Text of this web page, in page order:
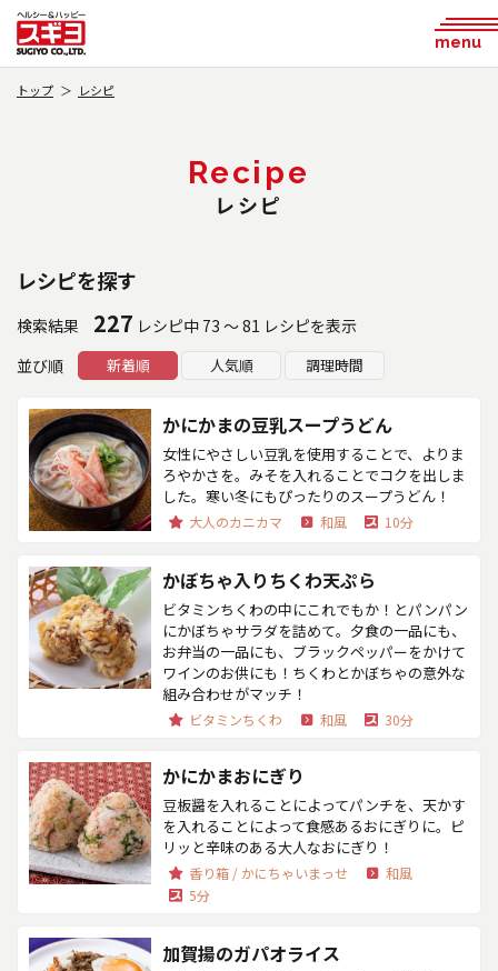
menu
トップ レシピ
Recipe
レシピ
レシピを探す
検索結果 227 レシピ中 73 ～ 81 レシピを表示
並び順
新着順 人気順 調理時間
かにかまの豆乳スープうどん
女性にやさしい豆乳を使用することで、よりま
ろやかさを。みそを入れることでコクを出しま
した。寒い冬にもぴったりのスープうどん！
大人のカニカマ 和風 10分
かぼちゃ入りちくわ天ぷら
ビタミンちくわの中にこれでもか！とパンパン
にかぼちゃサラダを詰めて。夕食の一品にも、
お弁当の一品にも、ブラックペッパーをかけて
ワインのお供にも！ちくわとかぼちゃの意外な
組み合わせがマッチ！
ビタミンちくわ 和風 30分
かにかまおにぎり
豆板醤を入れることによってパンチを、天かす
を入れることによって食感あるおにぎりに。ピ
リッと辛味のある大人なおにぎり！
香り箱 / かにちゃいまっせ
和風
5分
加賀揚のガパオライス